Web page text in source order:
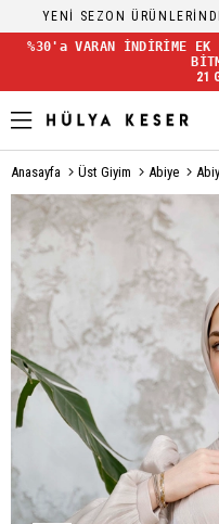
YENİ SEZON
%30'a VARAN İNDİRİME EK
21
Anasayfa Üst Giyim Abiye